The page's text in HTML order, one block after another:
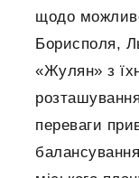
щодо
Борисполя,
«Жулян» з
переваги